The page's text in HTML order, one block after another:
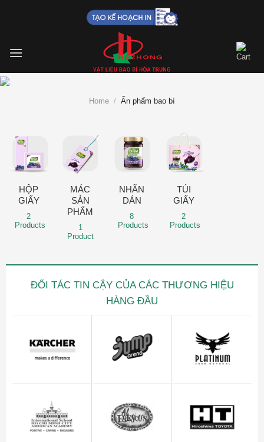
Home / Ấn phẩm bao bì
HỘP
GIẤY
2
Products
MÁC
SẢN
PHẨM
1
Product
NHÃN
DÁN
8
Products
TÚI
GIẤY
2
Products
ĐỐI TÁC TIN CẬY CỦA CÁC THƯƠNG HIỆU
HÀNG ĐẦU